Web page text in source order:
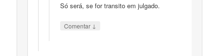
Só será, se for transito em julgado.
Comentar ↓